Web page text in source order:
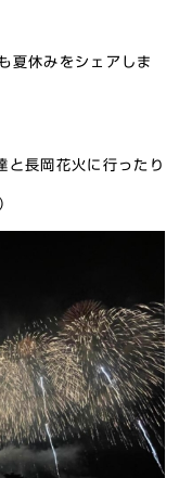
夏休みをシェアしま
と長岡花火に行ったり
）